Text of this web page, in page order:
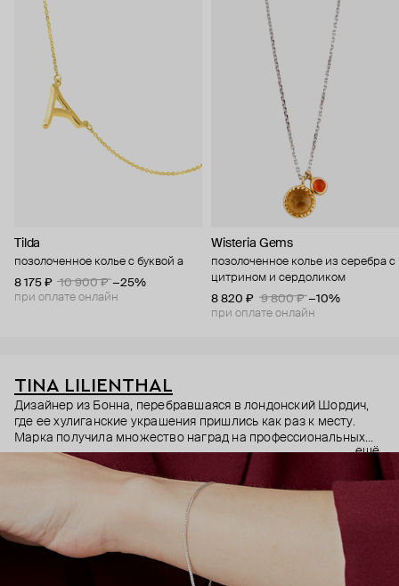
Tilda
позолоченное колье с буквой a
8 175 ₽
10 900 ₽ −25%
при оплате онлайн
Wisteria Gems
позолоченное колье из серебра с
цитрином и сердоликом
8 820 ₽
9 800 ₽ −10%
при оплате онлайн
TINA LILIENTHAL
Дизайнер из Бонна, перебравшаяся в лондонский Шордич,
где ее хулиганские украшения пришлись как раз к месту.
Марка получила множество наград на профессиональных
выставках, из последних – 'Trendsetter' Professional Jeweller
Hot 100 в 2014 году; первыми Тину «распробовали», конечно,
самые эксцентричные девушки мира моды – от Алексы Чанг
до Келли Осборн – ну а мы решили, что Тинины украшения
просто необходимы и на наших просторах.
ещё